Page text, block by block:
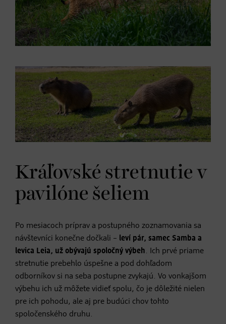
Kráľovské stretnutie v
pavilóne šeliem
Po mesiacoch príprav a postupného zoznamovania sa
návštevníci konečne dočkali – leví pár, samec Samba a
levica Leia, už obývajú spoločný výbeh. Ich prvé priame
stretnutie prebehlo úspešne a pod dohľadom
odborníkov si na seba postupne zvykajú. Vo vonkajšom
výbehu ich už môžete vidieť spolu, čo je dôležité nielen
pre ich pohodu, ale aj pre budúci chov tohto
spoločenského druhu.